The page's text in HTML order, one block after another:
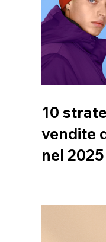
10
vendite
nel 2025